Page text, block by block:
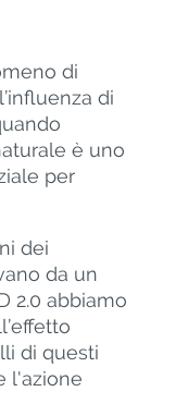
di
di
è uno
per
dei
da un
2.0 abbiamo
di questi
l'azione